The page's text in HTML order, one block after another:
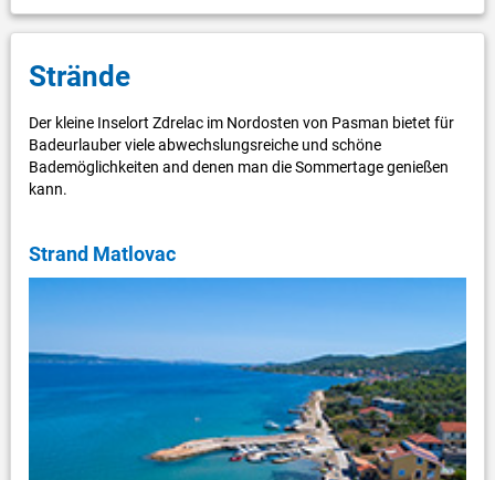
Strände
Der kleine Inselort Zdrelac im Nordosten von Pasman bietet für
Badeurlauber viele abwechslungsreiche und schöne
Bademöglichkeiten and denen man die Sommertage genießen
kann.
Strand Matlovac